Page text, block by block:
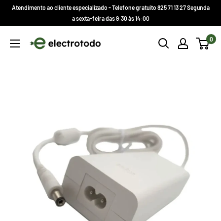
Atendimento ao cliente especializado - Telefone gratuito 825 71 13 27 Segunda
a sexta-feira das 9:30 às 14:00
Electrotodo.es 0